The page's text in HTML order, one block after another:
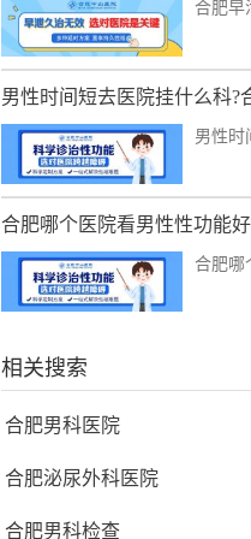
合肥早
男性时间短去医院挂什么科?
男性时
合肥哪个医院看男性性功能
合肥哪
相关搜索
合肥男科医院
合肥泌尿外科医院
合肥男科检查